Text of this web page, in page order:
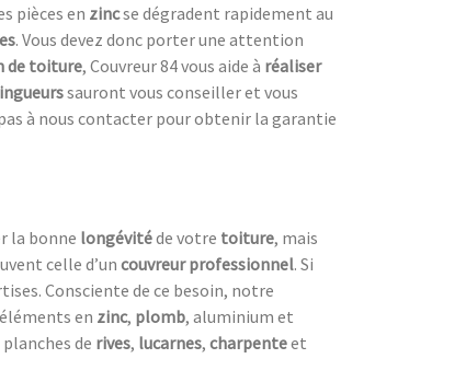
pièces en zincse dégradent rapidement au
. Vous devez donc porter une attention
de toiture, Couvreur 84 vous aide à réaliser
sauront vous conseiller et vous
à nous contacter pour obtenir la garantie
la bonne longévitéde votre toiture, mais
celle d’un couvreur professionnel. Si
Consciente de ce besoin, notre
en zinc, plomb, aluminium et
planches de rives, lucarnes, charpenteet